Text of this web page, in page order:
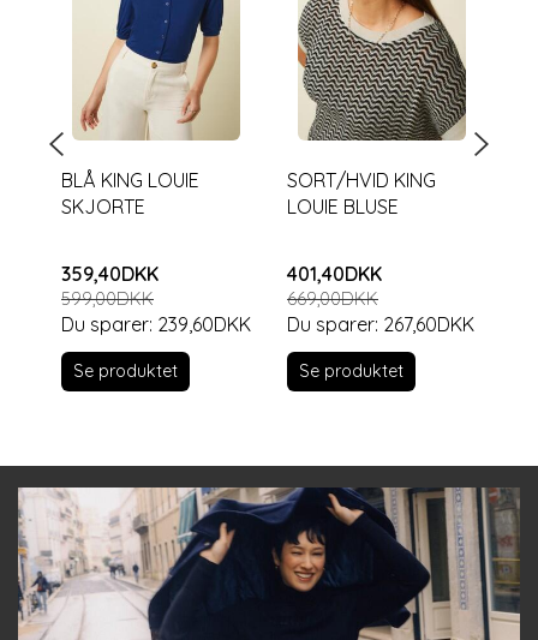
BLÅ KING LOUIE
SKJORTE
359,40DKK
599,00DKK
Du sparer: 239,60DKK
Se produktet
SORT/HVID KING
LOUIE BLUSE
401,40DKK
669,00DKK
Du sparer: 267,60DKK
Se produktet